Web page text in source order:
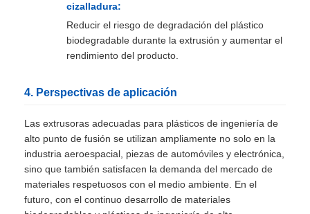
cizalladura:
Reducir el riesgo de degradación del plástico
biodegradable durante la extrusión y aumentar el
rendimiento del producto.
4. Perspectivas de aplicación
Las extrusoras adecuadas para plásticos de ingeniería de
alto punto de fusión se utilizan ampliamente no solo en la
industria aeroespacial, piezas de automóviles y electrónica,
sino que también satisfacen la demanda del mercado de
materiales respetuosos con el medio ambiente. En el
futuro, con el continuo desarrollo de materiales